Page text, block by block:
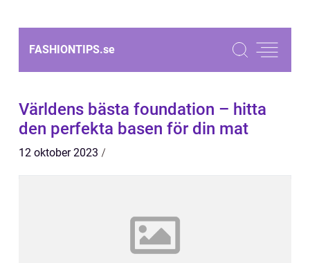
FASHIONTIPS.se
Världens bästa foundation – hitta
den perfekta basen för din mat
12 oktober 2023